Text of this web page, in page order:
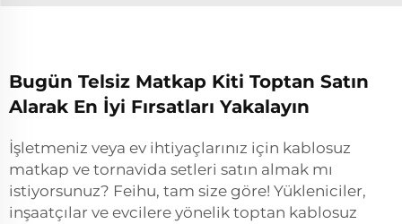
Bugün Telsiz Matkap Kiti Toptan Satın
Alarak En İyi Fırsatları Yakalayın
İşletmeniz veya ev ihtiyaçlarınız için kablosuz
matkap ve tornavida setleri satın almak mı
istiyorsunuz? Feihu, tam size göre! Yükleniciler,
inşaatçılar ve evcilere yönelik toptan kablosuz